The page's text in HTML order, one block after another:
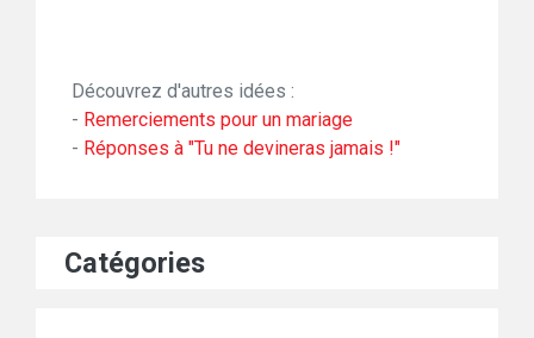
Découvrez d'autres idées :
- Remerciements pour un mariage
- Réponses à "Tu ne devineras jamais !"
Catégories